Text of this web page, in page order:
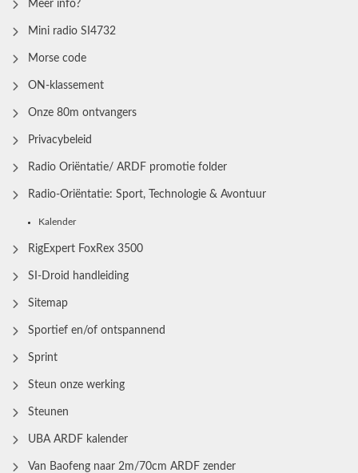
Meer info?
Mini radio SI4732
Morse code
ON-klassement
Onze 80m ontvangers
Privacybeleid
Radio Oriëntatie/ ARDF promotie folder
Radio‑Oriëntatie: Sport, Technologie & Avontuur
Kalender
RigExpert FoxRex 3500
SI-Droid handleiding
Sitemap
Sportief en/of ontspannend
Sprint
Steun onze werking
Steunen
UBA ARDF kalender
Van Baofeng naar 2m/70cm ARDF zender